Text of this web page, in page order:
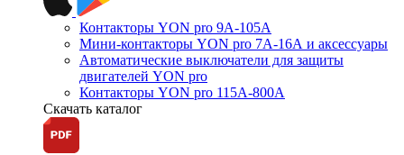
Контакторы YON pro 9А-105А
Мини-контакторы YON pro 7А-16А и аксессуары
Автоматические выключатели для защиты
двигателей YON pro
Контакторы YON pro 115А-800А
Скачать каталог